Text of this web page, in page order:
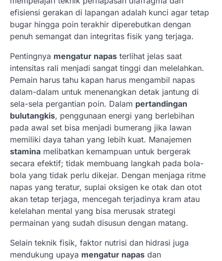
efisiensi gerakan di lapangan adalah kunci agar tetap
bugar hingga poin terakhir diperebutkan dengan
penuh semangat dan integritas fisik yang terjaga.
Pentingnya mengatur napas terlihat jelas saat
intensitas rali menjadi sangat tinggi dan melelahkan.
Pemain harus tahu kapan harus mengambil napas
dalam-dalam untuk menenangkan detak jantung di
sela-sela pergantian poin. Dalam pertandingan
bulutangkis, penggunaan energi yang berlebihan
pada awal set bisa menjadi bumerang jika lawan
memiliki daya tahan yang lebih kuat. Manajemen
stamina melibatkan kemampuan untuk bergerak
secara efektif; tidak membuang langkah pada bola-
bola yang tidak perlu dikejar. Dengan menjaga ritme
napas yang teratur, suplai oksigen ke otak dan otot
akan tetap terjaga, mencegah terjadinya kram atau
kelelahan mental yang bisa merusak strategi
permainan yang sudah disusun dengan matang.
Selain teknik fisik, faktor nutrisi dan hidrasi juga
mendukung upaya mengatur napas dan